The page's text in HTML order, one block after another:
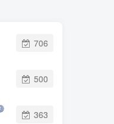
706
500
363